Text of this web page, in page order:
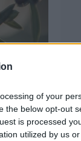
of your
the below opt-out
is processed
utilized by us